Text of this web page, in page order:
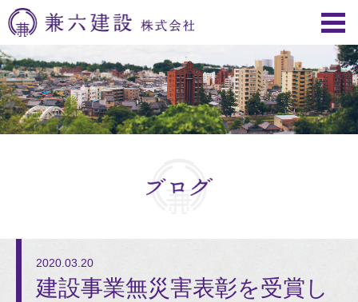
2020.03.20
建設事業無災害表彰を受賞し